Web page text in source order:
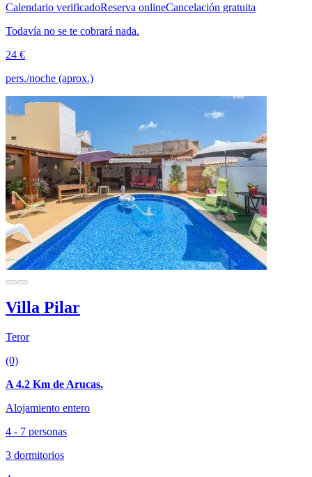
Calendario verificadoReserva onlineCancelación gratuita
Todavía no se te cobrará nada.
24 €
pers./noche (aprox.)
Villa Pilar
Teror
(0)
A 4.2 Km de Arucas.
Alojamiento entero
4 - 7 personas
3 dormitorios